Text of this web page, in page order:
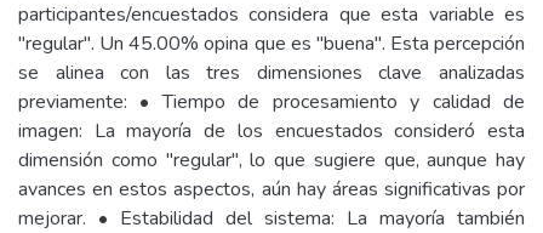
participantes/encuestados considera que esta variable es
"regular". Un 45.00% opina que es "buena". Esta percepción
se alinea con las tres dimensiones clave analizadas
previamente: • Tiempo de procesamiento y calidad de
imagen: La mayoría de los encuestados consideró esta
dimensión como "regular", lo que sugiere que, aunque hay
avances en estos aspectos, aún hay áreas significativas por
mejorar. • Estabilidad del sistema: La mayoría también